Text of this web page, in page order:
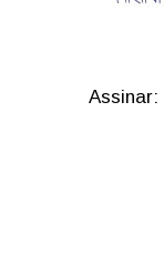
Assinar: